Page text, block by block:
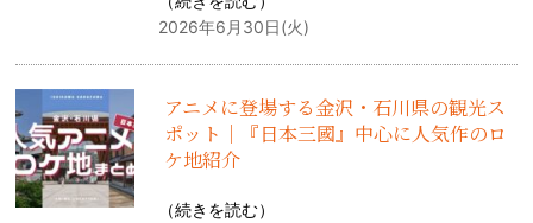
2026年6月30日(火)
アニメに登場する金沢・石川県の観光ス
ポット｜『日本三國』中心に人気作のロ
ケ地紹介
（続きを読む）